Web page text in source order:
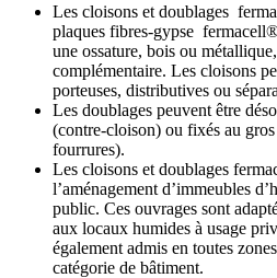
Les cloisons et doublages
plaques fibres-gypse
une ossature, bois ou
complémentaire. Les cloisons
porteuses, distributives ou
Les doublages peuvent être
(contre-cloison) ou fixés au
fourrures).
Les cloisons et doublages
l’aménagement d’immeubles
public. Ces ouvrages sont
aux locaux humides à usage
également admis en toutes
catégorie de bâtiment.